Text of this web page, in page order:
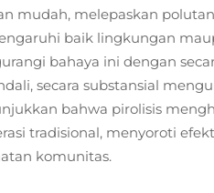
mudah, melepaskan
baik lingkungan
bahaya ini dengan
secara substansial
bahwa pirolisis
tradisional, menyoroti
komunitas.